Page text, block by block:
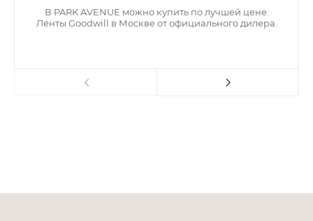
В PARK AVENUE можно купить по лучшей цене.
Ленты Goodwill в Москве от официального дилера.